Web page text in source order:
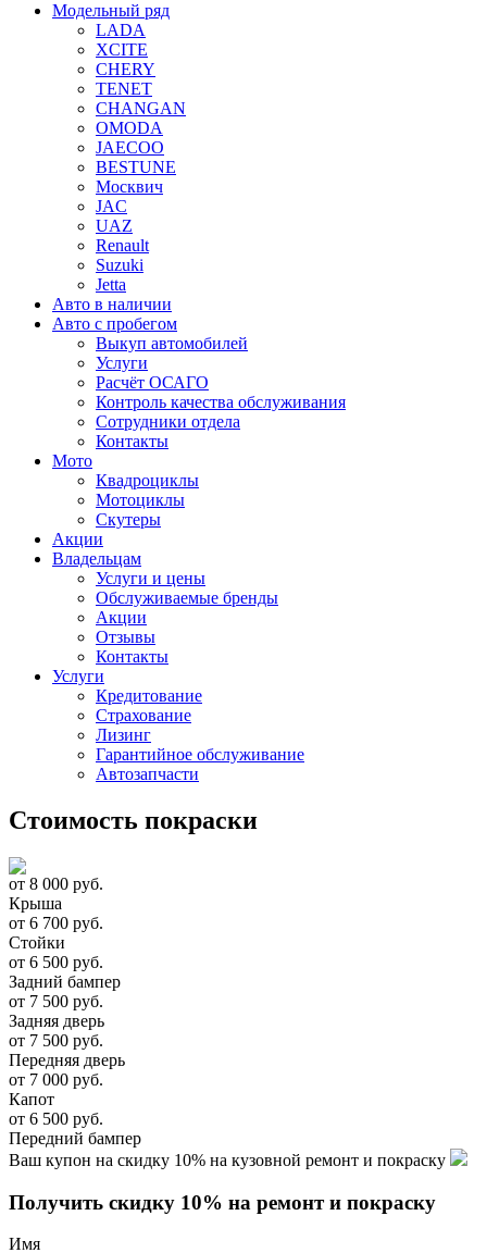
Модельный ряд
LADA
XCITE
CHERY
TENET
CHANGAN
OMODA
JAECOO
BESTUNE
Москвич
JAC
UAZ
Renault
Suzuki
Jetta
Авто в наличии
Авто с пробегом
Выкуп автомобилей
Услуги
Расчёт ОСАГО
Контроль качества обслуживания
Сотрудники отдела
Контакты
Мото
Квадроциклы
Мотоциклы
Скутеры
Акции
Владельцам
Услуги и цены
Обслуживаемые бренды
Акции
Отзывы
Контакты
Услуги
Кредитование
Страхование
Лизинг
Гарантийное обслуживание
Автозапчасти
Стоимость покраски
от 8 000 руб.
Крыша
от 6 700 руб.
Стойки
от 6 500 руб.
Задний бампер
от 7 500 руб.
Задняя дверь
от 7 500 руб.
Передняя дверь
от 7 000 руб.
Капот
от 6 500 руб.
Передний бампер
Ваш купон на скидку 10% на кузовной ремонт и покраску
Получить скидку 10% на ремонт и покраску
Имя